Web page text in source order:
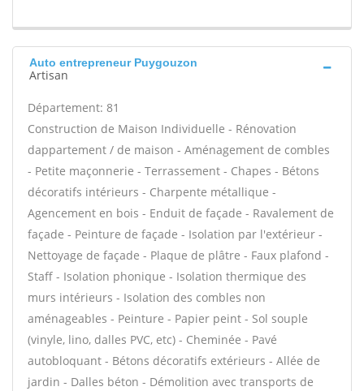
Auto entrepreneur Puygouzon
Artisan
Département: 81
Construction de Maison Individuelle - Rénovation
dappartement / de maison - Aménagement de combles
- Petite maçonnerie - Terrassement - Chapes - Bétons
décoratifs intérieurs - Charpente métallique -
Agencement en bois - Enduit de façade - Ravalement de
façade - Peinture de façade - Isolation par l'extérieur -
Nettoyage de façade - Plaque de plâtre - Faux plafond -
Staff - Isolation phonique - Isolation thermique des
murs intérieurs - Isolation des combles non
aménageables - Peinture - Papier peint - Sol souple
(vinyle, lino, dalles PVC, etc) - Cheminée - Pavé
autobloquant - Bétons décoratifs extérieurs - Allée de
jardin - Dalles béton - Démolition avec transports de